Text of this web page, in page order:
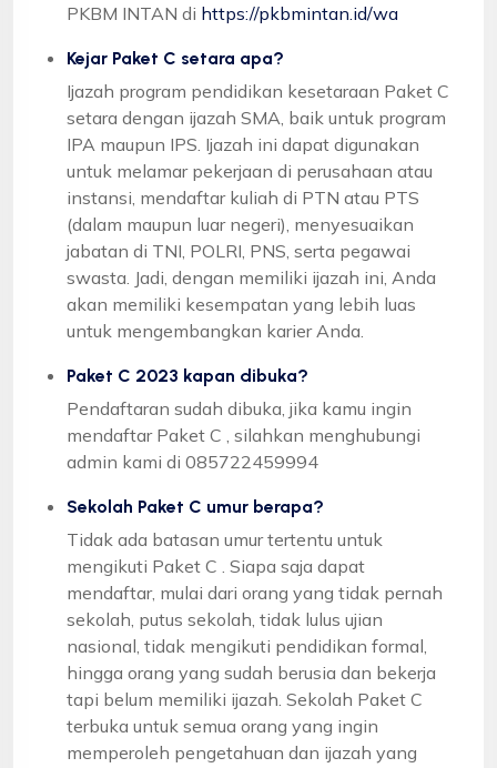
PKBM INTAN di https://pkbmintan.id/wa
Kejar Paket C setara apa?
Ijazah program pendidikan kesetaraan Paket C
setara dengan ijazah SMA, baik untuk program
IPA maupun IPS. Ijazah ini dapat digunakan
untuk melamar pekerjaan di perusahaan atau
instansi, mendaftar kuliah di PTN atau PTS
(dalam maupun luar negeri), menyesuaikan
jabatan di TNI, POLRI, PNS, serta pegawai
swasta. Jadi, dengan memiliki ijazah ini, Anda
akan memiliki kesempatan yang lebih luas
untuk mengembangkan karier Anda.
Paket C 2023 kapan dibuka?
Pendaftaran sudah dibuka, jika kamu ingin
mendaftar Paket C , silahkan menghubungi
admin kami di 085722459994
Sekolah Paket C umur berapa?
Tidak ada batasan umur tertentu untuk
mengikuti Paket C . Siapa saja dapat
mendaftar, mulai dari orang yang tidak pernah
sekolah, putus sekolah, tidak lulus ujian
nasional, tidak mengikuti pendidikan formal,
hingga orang yang sudah berusia dan bekerja
tapi belum memiliki ijazah. Sekolah Paket C
terbuka untuk semua orang yang ingin
memperoleh pengetahuan dan ijazah yang